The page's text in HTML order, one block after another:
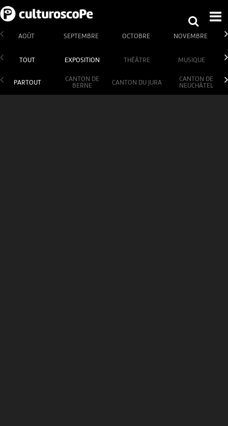
AOÛT SEPTEMBRE OCTOBRE NOVEMBRE
TOUT EXPOSITION THÉÂTRE MUSIQUE
PARTOUT
CANTON DE
BERNE
CANTON DU JURA
CANTON DE
NEUCHÂTEL